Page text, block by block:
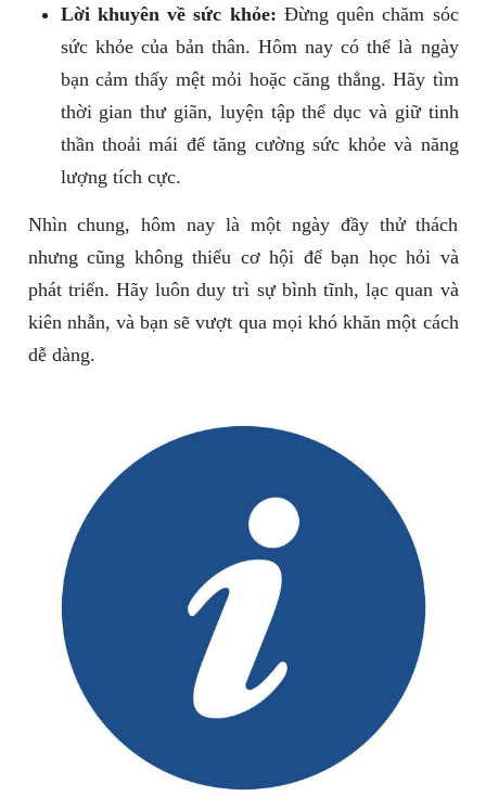
Lời khuyên về sức khỏe: Đừng quên chăm sóc
sức khỏe của bản thân. Hôm nay có thể là ngày
bạn cảm thấy mệt mỏi hoặc căng thẳng. Hãy tìm
thời gian thư giãn, luyện tập thể dục và giữ tinh
thần thoải mái để tăng cường sức khỏe và năng
lượng tích cực.
Nhìn chung, hôm nay là một ngày đầy thử thách
nhưng cũng không thiếu cơ hội để bạn học hỏi và
phát triển. Hãy luôn duy trì sự bình tĩnh, lạc quan và
kiên nhẫn, và bạn sẽ vượt qua mọi khó khăn một cách
dễ dàng.